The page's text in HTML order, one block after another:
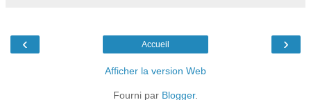
‹ ›
Accueil
Afficher la version Web
Fourni par Blogger.